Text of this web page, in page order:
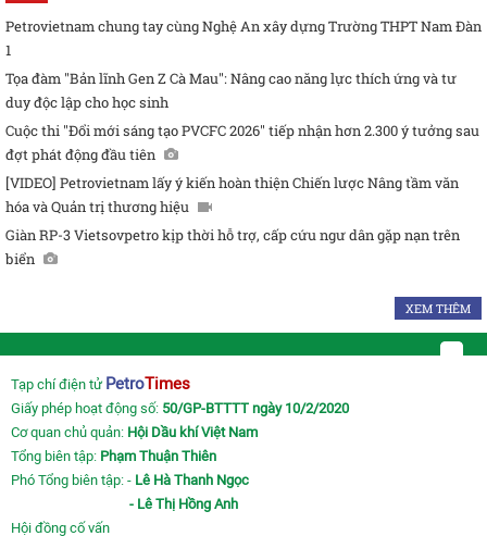
Petrovietnam chung tay cùng Nghệ An xây dựng Trường THPT Nam Đàn
1
Tọa đàm "Bản lĩnh Gen Z Cà Mau": Nâng cao năng lực thích ứng và tư
duy độc lập cho học sinh
Cuộc thi "Đổi mới sáng tạo PVCFC 2026" tiếp nhận hơn 2.300 ý tưởng sau
đợt phát động đầu tiên
[VIDEO] Petrovietnam lấy ý kiến hoàn thiện Chiến lược Nâng tầm văn
hóa và Quản trị thương hiệu
Giàn RP-3 Vietsovpetro kịp thời hỗ trợ, cấp cứu ngư dân gặp nạn trên
biển
XEM THÊM
Tạp chí điện tử PetroTimes
Giấy phép hoạt động số: 50/GP-BTTTT ngày 10/2/2020
Cơ quan chủ quản: Hội Dầu khí Việt Nam
Tổng biên tập: Phạm Thuận Thiên
Phó Tổng biên tập: - Lê Hà Thanh Ngọc
- Lê Thị Hồng Anh
Hội đồng cố vấn